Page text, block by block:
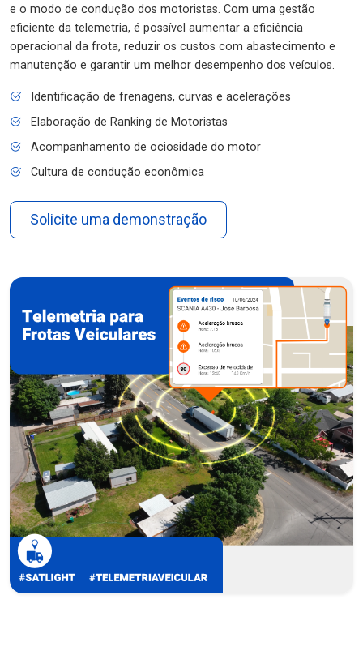
e o modo de condução dos motoristas. Com uma gestão
eficiente da telemetria, é possível aumentar a eficiência
operacional da frota, reduzir os custos com abastecimento e
manutenção e garantir um melhor desempenho dos veículos.
Identificação de frenagens, curvas e acelerações
Elaboração de Ranking de Motoristas
Acompanhamento de ociosidade do motor
Cultura de condução econômica
Solicite uma demonstração